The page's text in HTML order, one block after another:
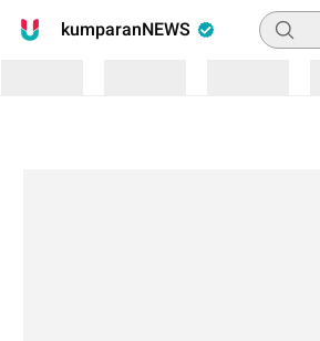
kumparanNEWS